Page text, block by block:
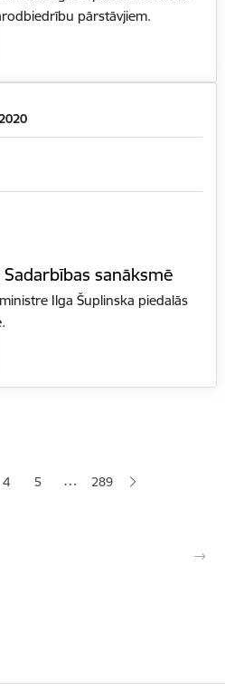
pārstāvjiem.
sanāksmē
Ilga Šuplinska piedalās
Lapa
4 Lapa
5 … 289